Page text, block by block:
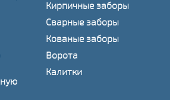
Кирпичные заборы
Сварные заборы
Кованые заборы
Ворота
Калитки